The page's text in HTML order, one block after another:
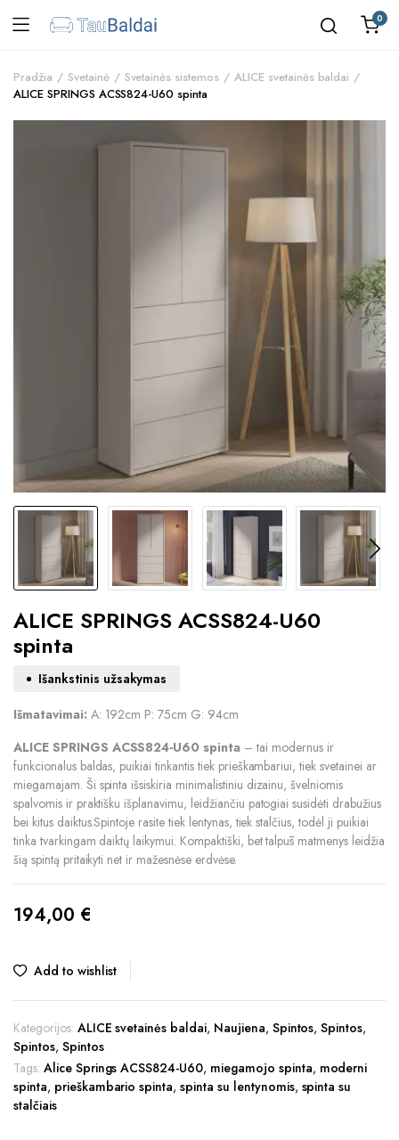
0
Pradžia Svetainė Svetainės sistemos
ALICE svetainės baldai
ALICE SPRINGS ACSS824-U60 spinta
ALICE SPRINGS ACSS824-U60
spinta
Išankstinis užsakymas
Išmatavimai: A: 192cm P: 75cm G: 94cm
ALICE SPRINGS ACSS824-U60 spinta – tai modernus ir
funkcionalus baldas, puikiai tinkantis tiek prieškambariui, tiek svetainei ar
miegamajam. Ši spinta išsiskiria minimalistiniu dizainu, švelniomis
spalvomis ir praktišku išplanavimu, leidžiančiu patogiai susidėti drabužius
bei kitus daiktus.Spintoje rasite tiek lentynas, tiek stalčius, todėl ji puikiai
tinka tvarkingam daiktų laikymui. Kompaktiški, bet talpūs matmenys leidžia
šią spintą pritaikyti net ir mažesnėse erdvėse.
194,00 €
Add to wishlist
Kategorijos: ALICE svetainės baldai, Naujiena, Spintos,Spintos,
Spintos, Spintos
Tags: Alice Springs ACSS824-U60, miegamojo spinta, moderni
spinta, prieškambario spinta,spinta su lentynomis, spinta su
stalčiais